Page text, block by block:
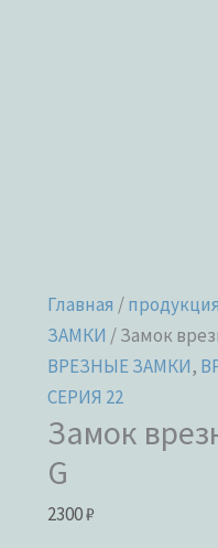
Главная /продукция
ЗАМКИ / Замок
ВРЕЗНЫЕ ЗАМКИ,
СЕРИЯ 22
Замок
G
2300₽